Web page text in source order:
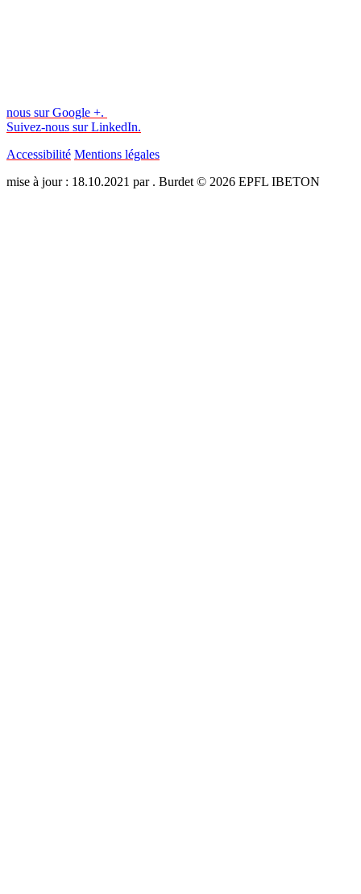
nous sur Google +.
Suivez-nous sur LinkedIn.
Accessibilité Mentions légales
mise à jour : 18.10.2021 par . Burdet © 2026 EPFL IBETON